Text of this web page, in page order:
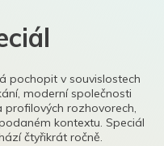
pochopit v souvislostech
moderní společnosti
profilových rozhovorech,
kontextu. Speciál
čtyřikrát ročně.